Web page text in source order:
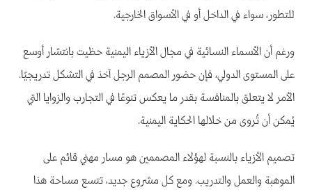
للتطور، سواء في الداخل أو في الأسواق الخارجية.
ورغم أن الأسماء النسائية في مجال الأزياء اليمنية حظيت بانتشار أوسع
على المستوى الدولي، فإن حضور المصمم الرجل آخذ في التشكل تدريجيًا.
الأمر لا يتعلق بالمنافسة بقدر ما يعكس تنوعًا في التجارب والزوايا التي
يُمكن أن تُروى من خلالها الحكاية اليمنية.
تصميم الأزياء بالنسبة لهؤلاء المصممين هو مسار مهني قائم على
الموهبة والعمل والتدريب. ومع كل مشروع جديد، تتسع مساحة هذا